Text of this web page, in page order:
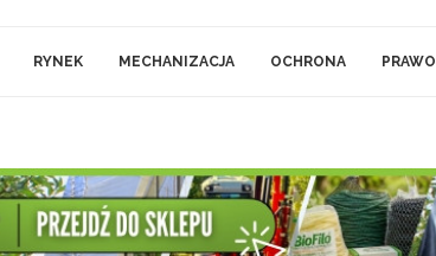
RYNEK MECHANIZACJA OCHRONA PRAWO